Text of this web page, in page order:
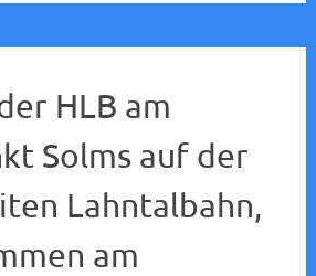
HLB am
Solms auf der
Lahntalbahn,
am